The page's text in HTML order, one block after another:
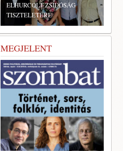
ELHURCOLT ZSIDÓSÁG
TISZTELETÉRE
MEGJELENT